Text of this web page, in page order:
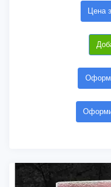
Цена